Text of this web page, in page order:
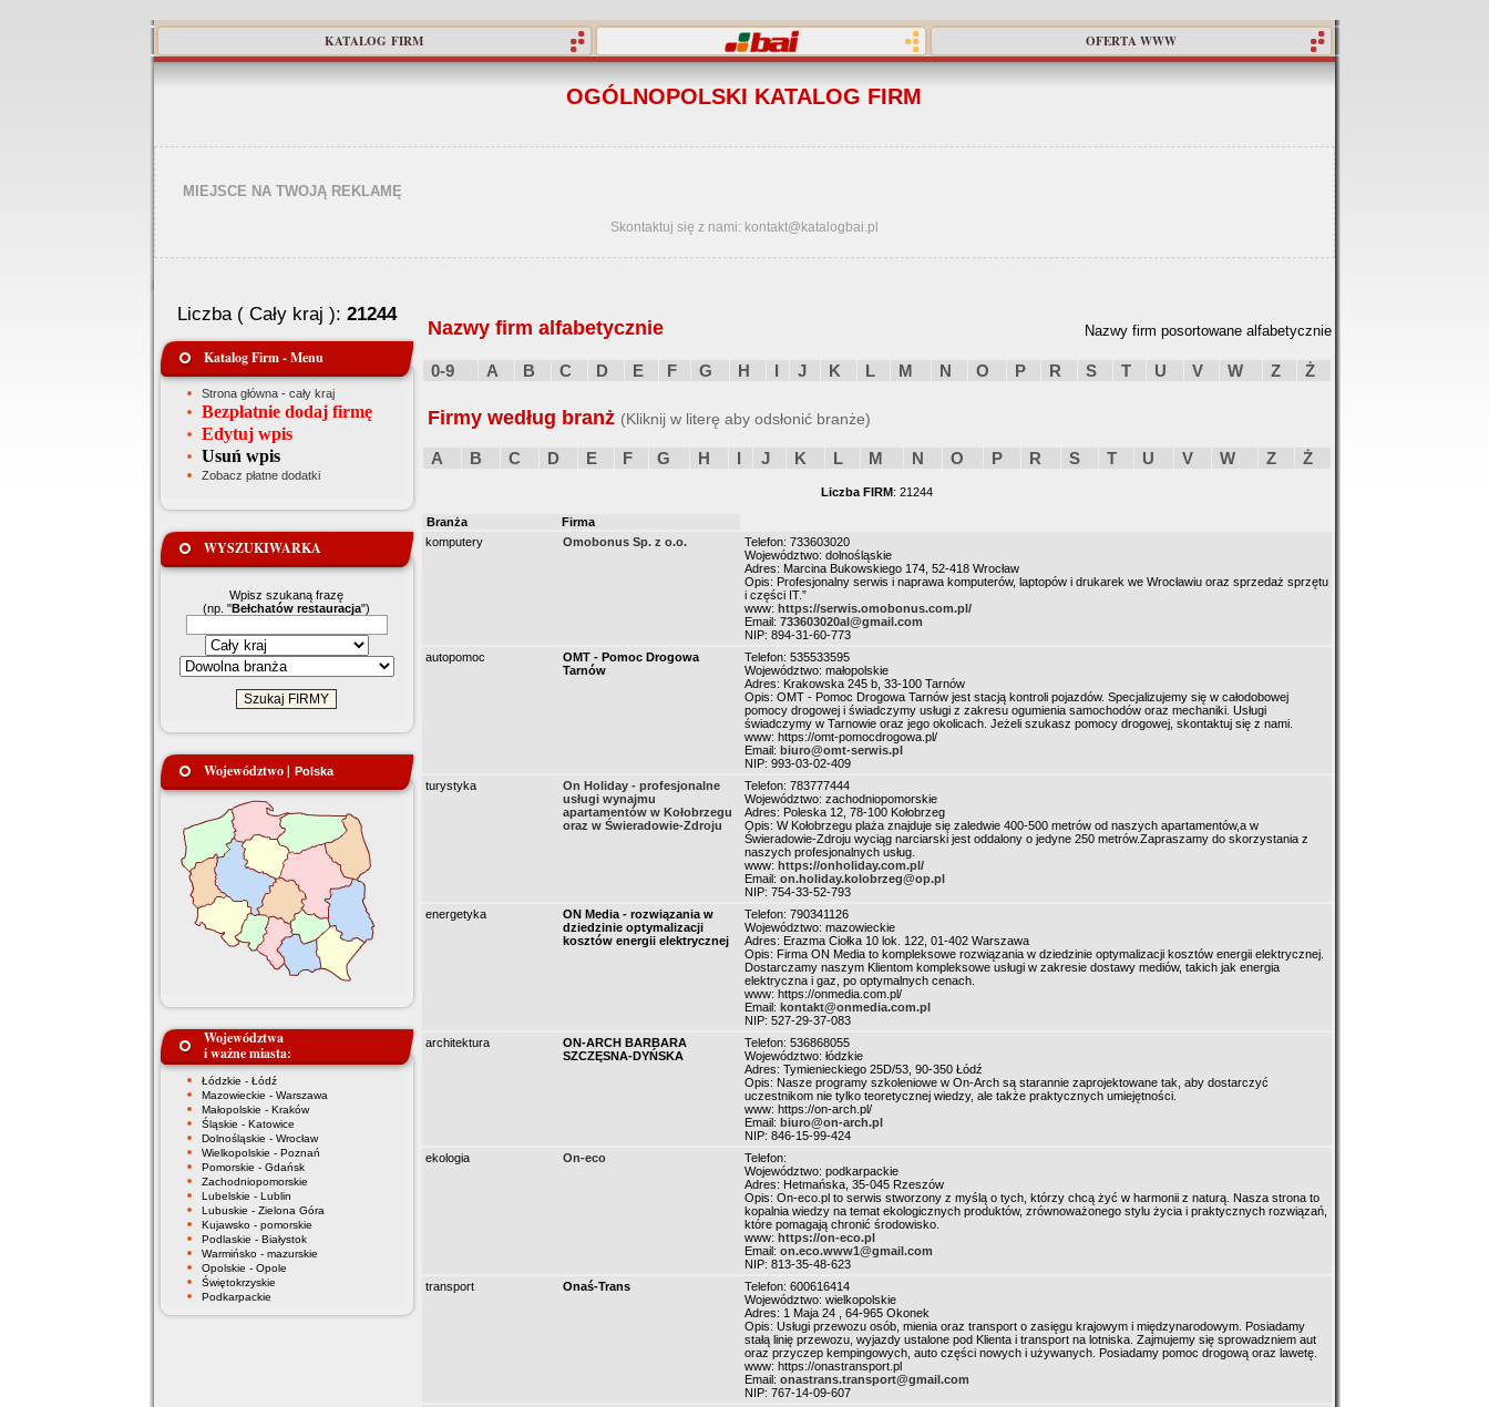
KATALOG FIRM OFERTA WWW
OGÓLNOPOLSKI KATALOG FIRM
MIEJSCE NA TWOJĄ REKLAMĘ
Skontaktuj się z nami: kontakt@katalogbai.pl
Liczba ( Cały kraj ): 21244
Katalog Firm - Menu
Strona główna - cały kraj
Bezpłatnie dodaj firmę
Edytuj wpis
Usuń wpis
Zobacz płatne dodatki
WYSZUKIWARKA
Wpisz szukaną frazę
(np. "Bełchatów restauracja")
Województwo | Polska
Województwa
i ważne miasta:
Łódzkie - Łódź
Mazowieckie - Warszawa
Małopolskie - Kraków
Śląskie - Katowice
Dolnośląskie - Wrocław
Wielkopolskie - Poznań
Pomorskie - Gdańsk
Zachodniopomorskie
Lubelskie - Lublin
Lubuskie - Zielona Góra
Kujawsko - pomorskie
Podlaskie - Białystok
Warmińsko - mazurskie
Opolskie - Opole
Świętokrzyskie
Podkarpackie
Nazwy firm alfabetycznie Nazwy firm posortowane alfabetycznie
0-9 A B C D E F G H I J K L M N O P R S T U V W Z Ż
Firmy według branż (Kliknij w literę aby odsłonić branże)
A B C D E F G H I J K L M N O P R S T U V W Z Ż
Liczba FIRM: 21244
Branża
Firma
komputery
Omobonus Sp. z o.o.
Telefon: 733603020
Województwo: dolnośląskie
Adres: Marcina Bukowskiego 174, 52-418 Wrocław
Opis: Profesjonalny serwis i naprawa komputerów, laptopów i drukarek we Wrocławiu oraz sprzedaż sprzętu
i części IT.”
www: https://serwis.omobonus.com.pl/
Email: 733603020al@gmail.com
NIP: 894-31-60-773
autopomoc
OMT - Pomoc Drogowa
Tarnów
Telefon: 535533595
Województwo: małopolskie
Adres: Krakowska 245 b, 33-100 Tarnów
Opis: OMT - Pomoc Drogowa Tarnów jest stacją kontroli pojazdów. Specjalizujemy się w całodobowej
pomocy drogowej i świadczymy usługi z zakresu ogumienia samochodów oraz mechaniki. Usługi
świadczymy w Tarnowie oraz jego okolicach. Jeżeli szukasz pomocy drogowej, skontaktuj się z nami.
www: https://omt-pomocdrogowa.pl/
Email: biuro@omt-serwis.pl
NIP: 993-03-02-409
turystyka
On Holiday - profesjonalne
usługi wynajmu
apartamentów w Kołobrzegu
oraz w Świeradowie-Zdroju
Telefon: 783777444
Województwo: zachodniopomorskie
Adres: Poleska 12, 78-100 Kołobrzeg
Opis: W Kołobrzegu plaża znajduje się zaledwie 400-500 metrów od naszych apartamentów,a w
Świeradowie-Zdroju wyciąg narciarski jest oddalony o jedyne 250 metrów.Zapraszamy do skorzystania z
naszych profesjonalnych usług.
www: https://onholiday.com.pl/
Email: on.holiday.kolobrzeg@op.pl
NIP: 754-33-52-793
energetyka
ON Media - rozwiązania w
dziedzinie optymalizacji
kosztów energii elektrycznej
Telefon: 790341126
Województwo: mazowieckie
Adres: Erazma Ciołka 10 lok. 122, 01-402 Warszawa
Opis: Firma ON Media to kompleksowe rozwiązania w dziedzinie optymalizacji kosztów energii elektrycznej.
Dostarczamy naszym Klientom kompleksowe usługi w zakresie dostawy mediów, takich jak energia
elektryczna i gaz, po optymalnych cenach.
www: https://onmedia.com.pl/
Email: kontakt@onmedia.com.pl
NIP: 527-29-37-083
architektura
ON-ARCH BARBARA
SZCZĘSNA-DYŃSKA
Telefon: 536868055
Województwo: łódzkie
Adres: Tymienieckiego 25D/53, 90-350 Łódź
Opis: Nasze programy szkoleniowe w On-Arch są starannie zaprojektowane tak, aby dostarczyć
uczestnikom nie tylko teoretycznej wiedzy, ale także praktycznych umiejętności.
www: https://on-arch.pl/
Email: biuro@on-arch.pl
NIP: 846-15-99-424
ekologia
On-eco
Telefon:
Województwo: podkarpackie
Adres: Hetmańska, 35-045 Rzeszów
Opis: On-eco.pl to serwis stworzony z myślą o tych, którzy chcą żyć w harmonii z naturą. Nasza strona to
kopalnia wiedzy na temat ekologicznych produktów, zrównoważonego stylu życia i praktycznych rozwiązań,
które pomagają chronić środowisko.
www: https://on-eco.pl
Email: on.eco.www1@gmail.com
NIP: 813-35-48-623
transport
Onaś-Trans
Telefon: 600616414
Województwo: wielkopolskie
Adres: 1 Maja 24 , 64-965 Okonek
Opis: Usługi przewozu osób, mienia oraz transport o zasięgu krajowym i międzynarodowym. Posiadamy
stałą linię przewozu, wyjazdy ustalone pod Klienta i transport na lotniska. Zajmujemy się sprowadzniem aut
oraz przyczep kempingowych, auto części nowych i używanych. Posiadamy pomoc drogową oraz lawetę.
www: https://onastransport.pl
Email: onastrans.transport@gmail.com
NIP: 767-14-09-607